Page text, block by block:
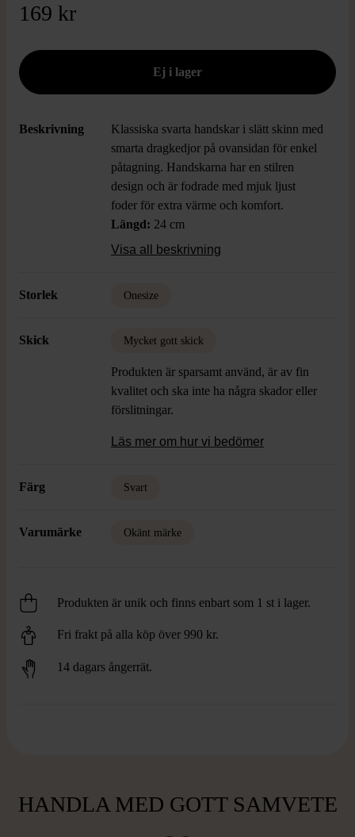
169 kr
Beskrivning
Klassiska svarta handskar i slätt skinn med
smarta dragkedjor på ovansidan för enkel
påtagning. Handskarna har en stilren
design och är fodrade med mjuk ljust
foder för extra värme och komfort.
Längd: 24 cm
Bredd: 11 cm
Visa all beskrivning
Storlek Onesize
Skick Mycket gott skick
Produkten är sparsamt använd, är av fin
kvalitet och ska inte ha några skador eller
förslitningar.
Läs mer om hur vi bedömer
Färg Svart
Varumärke Okänt märke
Produkten är unik och finns enbart som 1 st i lager.
Fri frakt på alla köp över 990 kr.
14 dagars ångerrät.
HANDLA MED GOTT SAMVETE